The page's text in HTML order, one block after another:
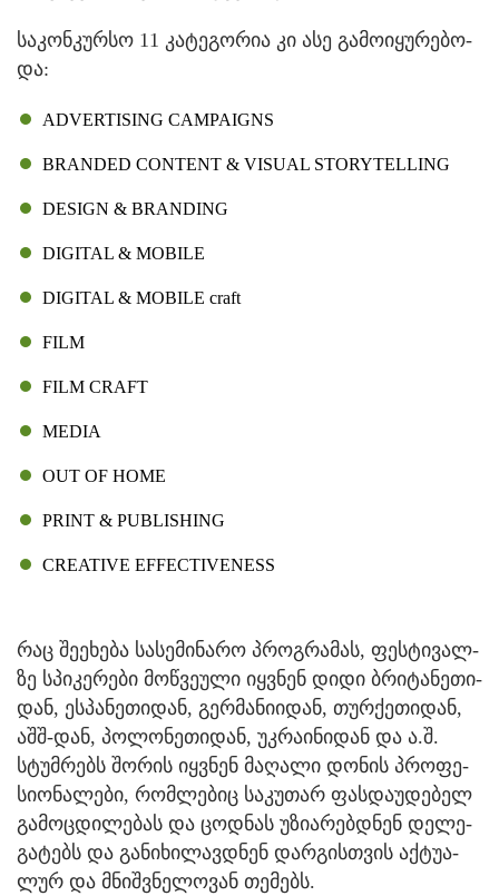
სა­კონ­კურ­სო 11 კა­ტე­გო­რია კი ასე გა­მო­ი­ყუ­რე­ბო­
და:
ADVERTISING CAMPAIGNS
BRANDED CONTENT & VISUAL STORYTELLING
DESIGN & BRANDING
DIGITAL & MOBILE
DIGITAL & MOBILE craft
FILM
FILM CRAFT
MEDIA
OUT OF HOME
PRINT & PUBLISHING
CREATIVE EFFECTIVENESS
რაც შე­ე­ხე­ბა სა­სე­მი­ნა­რო პროგ­რა­მას, ფეს­ტი­ვალ­
ზე სპი­კე­რე­ბი მოწ­ვე­უ­ლი იყ­ვნენ დიდი ბრი­ტა­ნე­თი­
დან, ეს­პა­ნე­თი­დან, გერ­მა­ნი­ი­დან, თურ­ქე­თი­დან,
აშშ-დან, პო­ლო­ნე­თი­დან, უკ­რა­ი­ნი­დან და ა.შ.
სტუმ­რებს შო­რის იყ­ვნენ მა­ღა­ლი დო­ნის პრო­ფე­
სი­ო­ნა­ლე­ბი, რომ­ლე­ბიც სა­კუ­თარ ფას­და­უ­დე­ბელ
გა­მოც­დი­ლე­ბას და ცოდ­ნას უზი­ა­რებ­დნენ დე­ლე­
გა­ტებს და გა­ნი­ხი­ლავ­დნენ დარ­გის­თვის აქ­ტუ­ა­
ლურ და მნიშ­ვნე­ლო­ვან თე­მებს.